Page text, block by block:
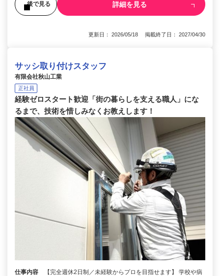
後で見る 詳細を見る
更新日： 2026/05/18 掲載終了日： 2027/04/30
サッシ取り付けスタッフ
有限会社秋山工業
正社員
経験ゼロスタート歓迎「街の暮らしを支える職人」にな
るまで、技術を惜しみなくお教えします！
仕事内容
【完全週休2日制／未経験からプロを目指せます】 学校や病